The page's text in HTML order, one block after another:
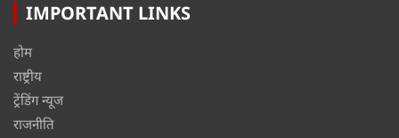
IMPORTANT LINKS
होम
राष्ट्रीय
ट्रेंडिंग न्यूज
राजनीति